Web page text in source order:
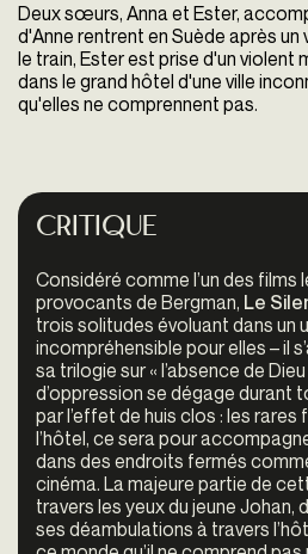
Deux sœurs, Anna et Ester,
d'Anne rentrent en Suède après un
le train, Ester est prise d'un violent
dans le grand hôtel d'une ville
qu'elles ne comprennent pas.
Critique
Considéré comme l’un des films
provocants de Bergman, Le
trois solitudes évoluant dans un
incompréhensible pour elles – il
sa trilogie sur « l’absence de
d’oppression se dégage durant
par l’effet de huis clos : les
l’hôtel, ce sera pour
dans des endroits fermés
cinéma. La majeure partie de
travers les yeux du jeune Johan,
ses déambulations à travers